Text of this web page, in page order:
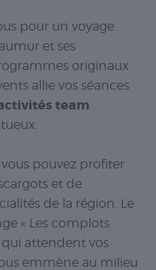
pour un voyage
et ses
originaux
allie vos séances
team
pouvez profiter
et de
de la région. Le
« Les complots
qui attendent vos
emmène au milieu